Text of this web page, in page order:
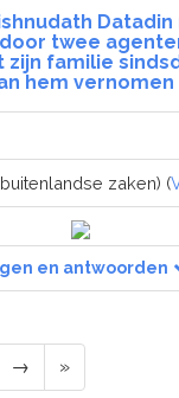
twee
familie
hem
zaken) (
en antwoorden
→ »